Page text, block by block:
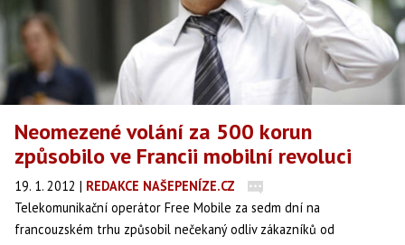
Neomezené volání za 500 korun
způsobilo ve Francii mobilní revoluci
19. 1. 2012 | REDAKCE NAŠEPENÍZE.CZ
Telekomunikační operátor Free Mobile za sedm dní na
francouzském trhu způsobil nečekaný odliv zákazníků od